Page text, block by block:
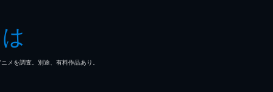
を調査。別途、有料作品あり。